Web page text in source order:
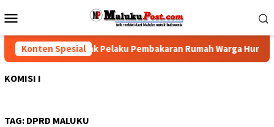
ke
Mobile
Konten Spesial
Desak Polisi Tindak Pelaku Pembakaran Rumah Warga Hunuth
KOMISI I
TAG: DPRD MALUKU